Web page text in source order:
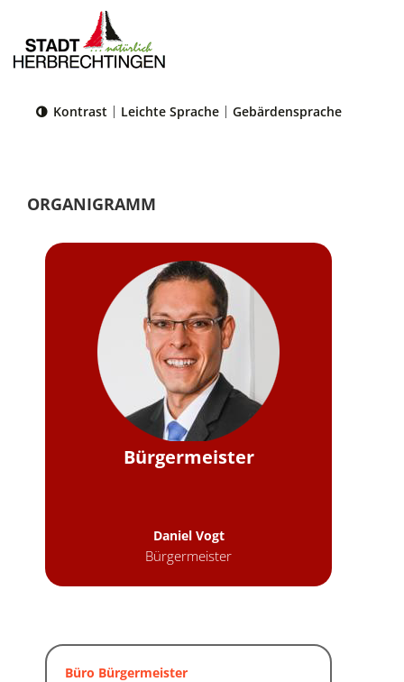
Kontrast Leichte Sprache Gebärdensprache
ORGANIGRAMM
Bürgermeister
Daniel Vogt
Bürgermeister
Büro Bürgermeister